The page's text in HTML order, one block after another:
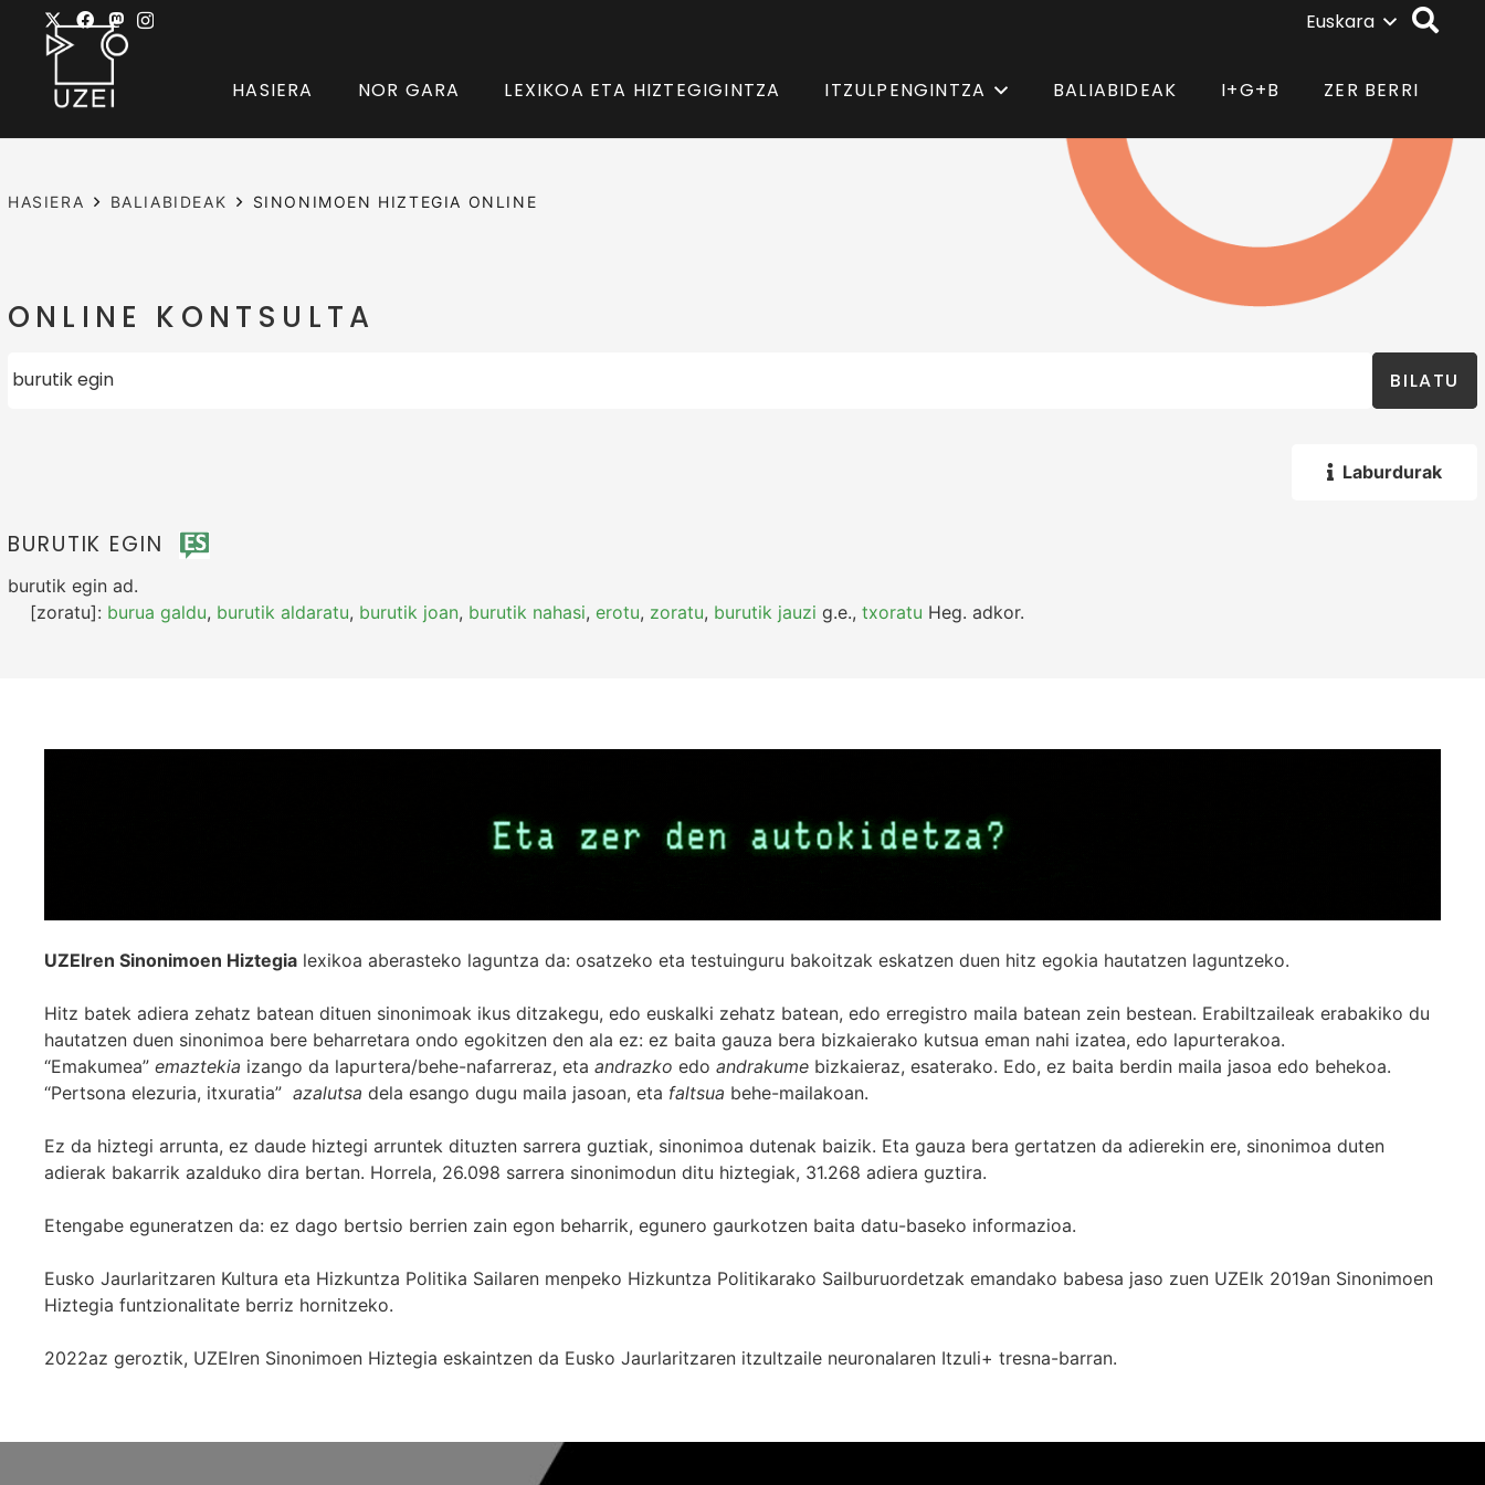
Euskara
HASIERA NOR GARA LEXIKOA ETA HIZTEGIGINTZA ITZULPENGINTZA BALIABIDEAK I+G+B ZER BERRI
HASIERA BALIABIDEAK SINONIMOEN HIZTEGIA ONLINE
ONLINE KONTSULTA
BILATU
Laburdurak
BURUTIK EGIN
burutik egin ad.
[zoratu]: burua galdu, burutik aldaratu, burutik joan, burutik nahasi, erotu, zoratu, burutik jauzi g.e., txoratu Heg. adkor.
UZEIren Sinonimoen Hiztegia lexikoa aberasteko laguntza da: osatzeko eta testuinguru bakoitzak eskatzen duen hitz egokia hautatzen laguntzeko.
Hitz batek adiera zehatz batean dituen sinonimoak ikus ditzakegu, edo euskalki zehatz batean, edo erregistro maila batean zein bestean. Erabiltzaileak erabakiko du
hautatzen duen sinonimoa bere beharretara ondo egokitzen den ala ez: ez baita gauza bera bizkaierako kutsua eman nahi izatea, edo lapurterakoa.
“Emakumea” emaztekia izango da lapurtera/behe-nafarreraz, eta andrazko edo andrakume bizkaieraz, esaterako. Edo, ez baita berdin maila jasoa edo behekoa.
“Pertsona elezuria, itxuratia” azalutsa dela esango dugu maila jasoan, eta faltsua behe-mailakoan.
Ez da hiztegi arrunta, ez daude hiztegi arruntek dituzten sarrera guztiak, sinonimoa dutenak baizik. Eta gauza bera gertatzen da adierekin ere, sinonimoa duten
adierak bakarrik azalduko dira bertan. Horrela, 26.098 sarrera sinonimodun ditu hiztegiak, 31.268 adiera guztira.
Etengabe eguneratzen da: ez dago bertsio berrien zain egon beharrik, egunero gaurkotzen baita datu-baseko informazioa.
Eusko Jaurlaritzaren Kultura eta Hizkuntza Politika Sailaren menpeko Hizkuntza Politikarako Sailburuordetzak emandako babesa jaso zuen UZEIk 2019an Sinonimoen
Hiztegia funtzionalitate berriz hornitzeko.
2022az geroztik, UZEIren Sinonimoen Hiztegia eskaintzen da Eusko Jaurlaritzaren itzultzaile neuronalaren Itzuli+ tresna-barran.